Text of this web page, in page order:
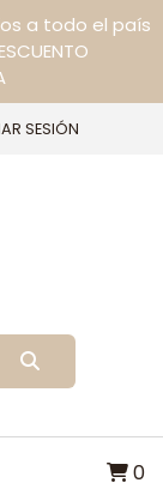
a todo el país
SESIÓN
0